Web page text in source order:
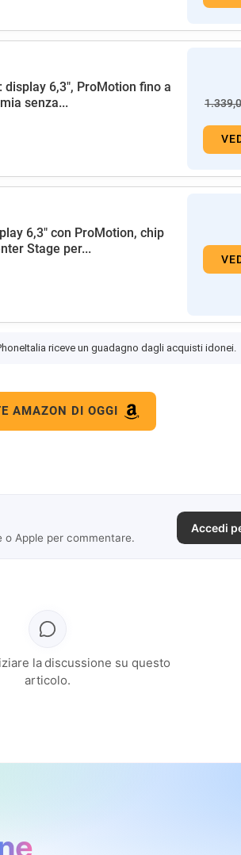
display 6,3", ProMotion fino a
senza...
6,3" con ProMotion, chip
Stage per...
riceve un guadagno dagli acquisti idonei.
AMAZON DI OGGI
o Apple per commentare.
Accedi
la discussione su questo
articolo.